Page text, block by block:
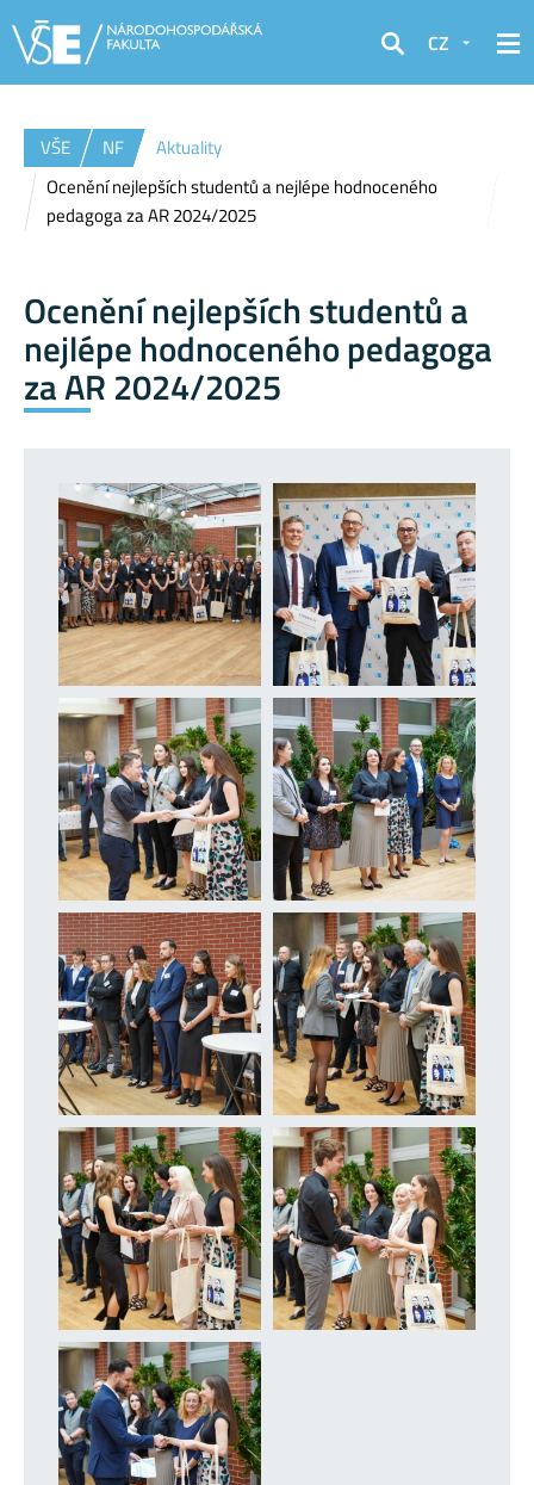
Hledat
CZ
VŠE NF
Aktuality
Ocenění nejlepších studentů a nejlépe hodnoceného
pedagoga za AR 2024/2025
Ocenění nejlepších studentů a
nejlépe hodnoceného pedagoga
za AR 2024/2025